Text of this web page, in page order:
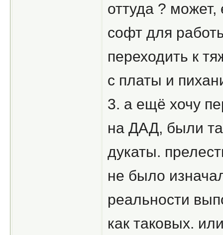
оттуда ? может,
софт для
переходить к
с платы и
3. а ещё хочу
на ДАД, были
дукаты.
не было
реальности
как таковых.